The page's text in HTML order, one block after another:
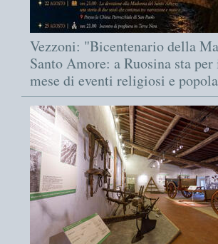
Vezzoni: "Bicentenario della
Santo Amore: a Ruosina sta
mese di eventi religiosi e